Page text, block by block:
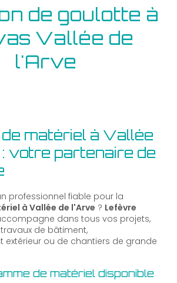
de goulotte à
Vallée de
l'Arve
matériel à Vallée
votre partenaire de
professionnel fiable pour la
à Vallée de l'Arve ? Lefèvre
dans tous vos projets,
de bâtiment,
extérieur ou de chantiers de grande
de matériel disponible